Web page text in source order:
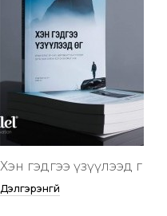
Хэн гэдгээ үзүүлээд өг
Дэлгэрэнгүй